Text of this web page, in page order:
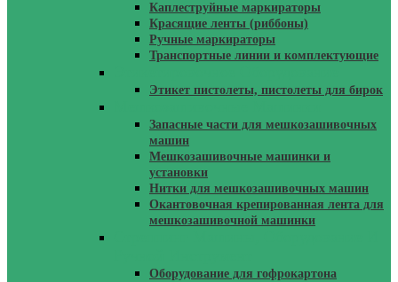
Каплеструйные маркираторы
Красящие ленты (риббоны)
Ручные маркираторы
Транспортные линии и комплектующие
Этикет пистолеты, пистолеты для бирок
Запасные части для мешкозашивочных
машин
Мешкозашивочные машинки и
установки
Нитки для мешкозашивочных машин
Окантовочная крепированная лента для
мешкозашивочной машинки
Оборудование для гофрокартона